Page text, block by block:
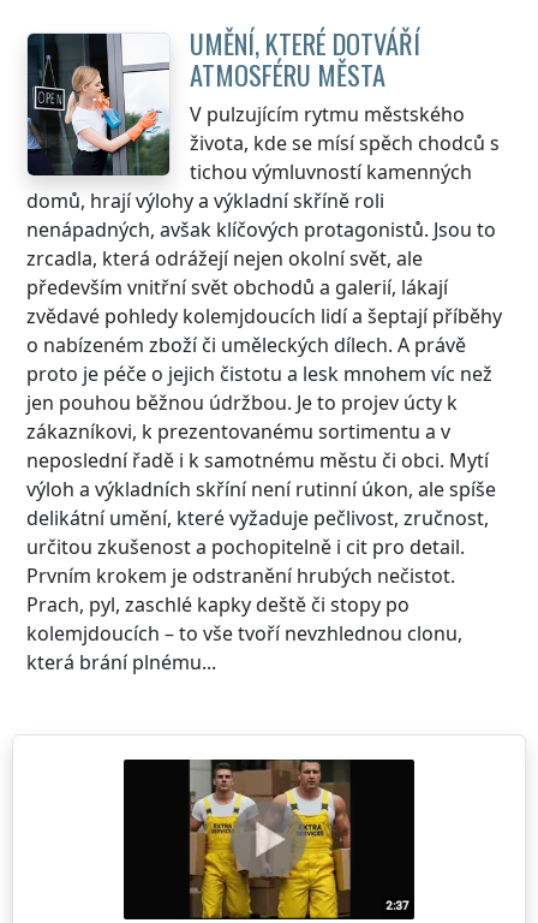
UMĚNÍ, KTERÉ DOTVÁŘÍ
ATMOSFÉRU MĚSTA
V pulzujícím rytmu městského
života, kde se mísí spěch chodců s
tichou výmluvností kamenných
domů, hrají výlohy a výkladní skříně roli
nenápadných, avšak klíčových protagonistů. Jsou to
zrcadla, která odrážejí nejen okolní svět, ale
především vnitřní svět obchodů a galerií, lákají
zvědavé pohledy kolemjdoucích lidí a šeptají příběhy
o nabízeném zboží či uměleckých dílech. A právě
proto je péče o jejich čistotu a lesk mnohem víc než
jen pouhou běžnou údržbou. Je to projev úcty k
zákazníkovi, k prezentovanému sortimentu a v
neposlední řadě i k samotnému městu či obci. Mytí
výloh a výkladních skříní není rutinní úkon, ale spíše
delikátní umění, které vyžaduje pečlivost, zručnost,
určitou zkušenost a pochopitelně i cit pro detail.
Prvním krokem je odstranění hrubých nečistot.
Prach, pyl, zaschlé kapky deště či stopy po
kolemjdoucích – to vše tvoří nevzhlednou clonu,
která brání plnému...